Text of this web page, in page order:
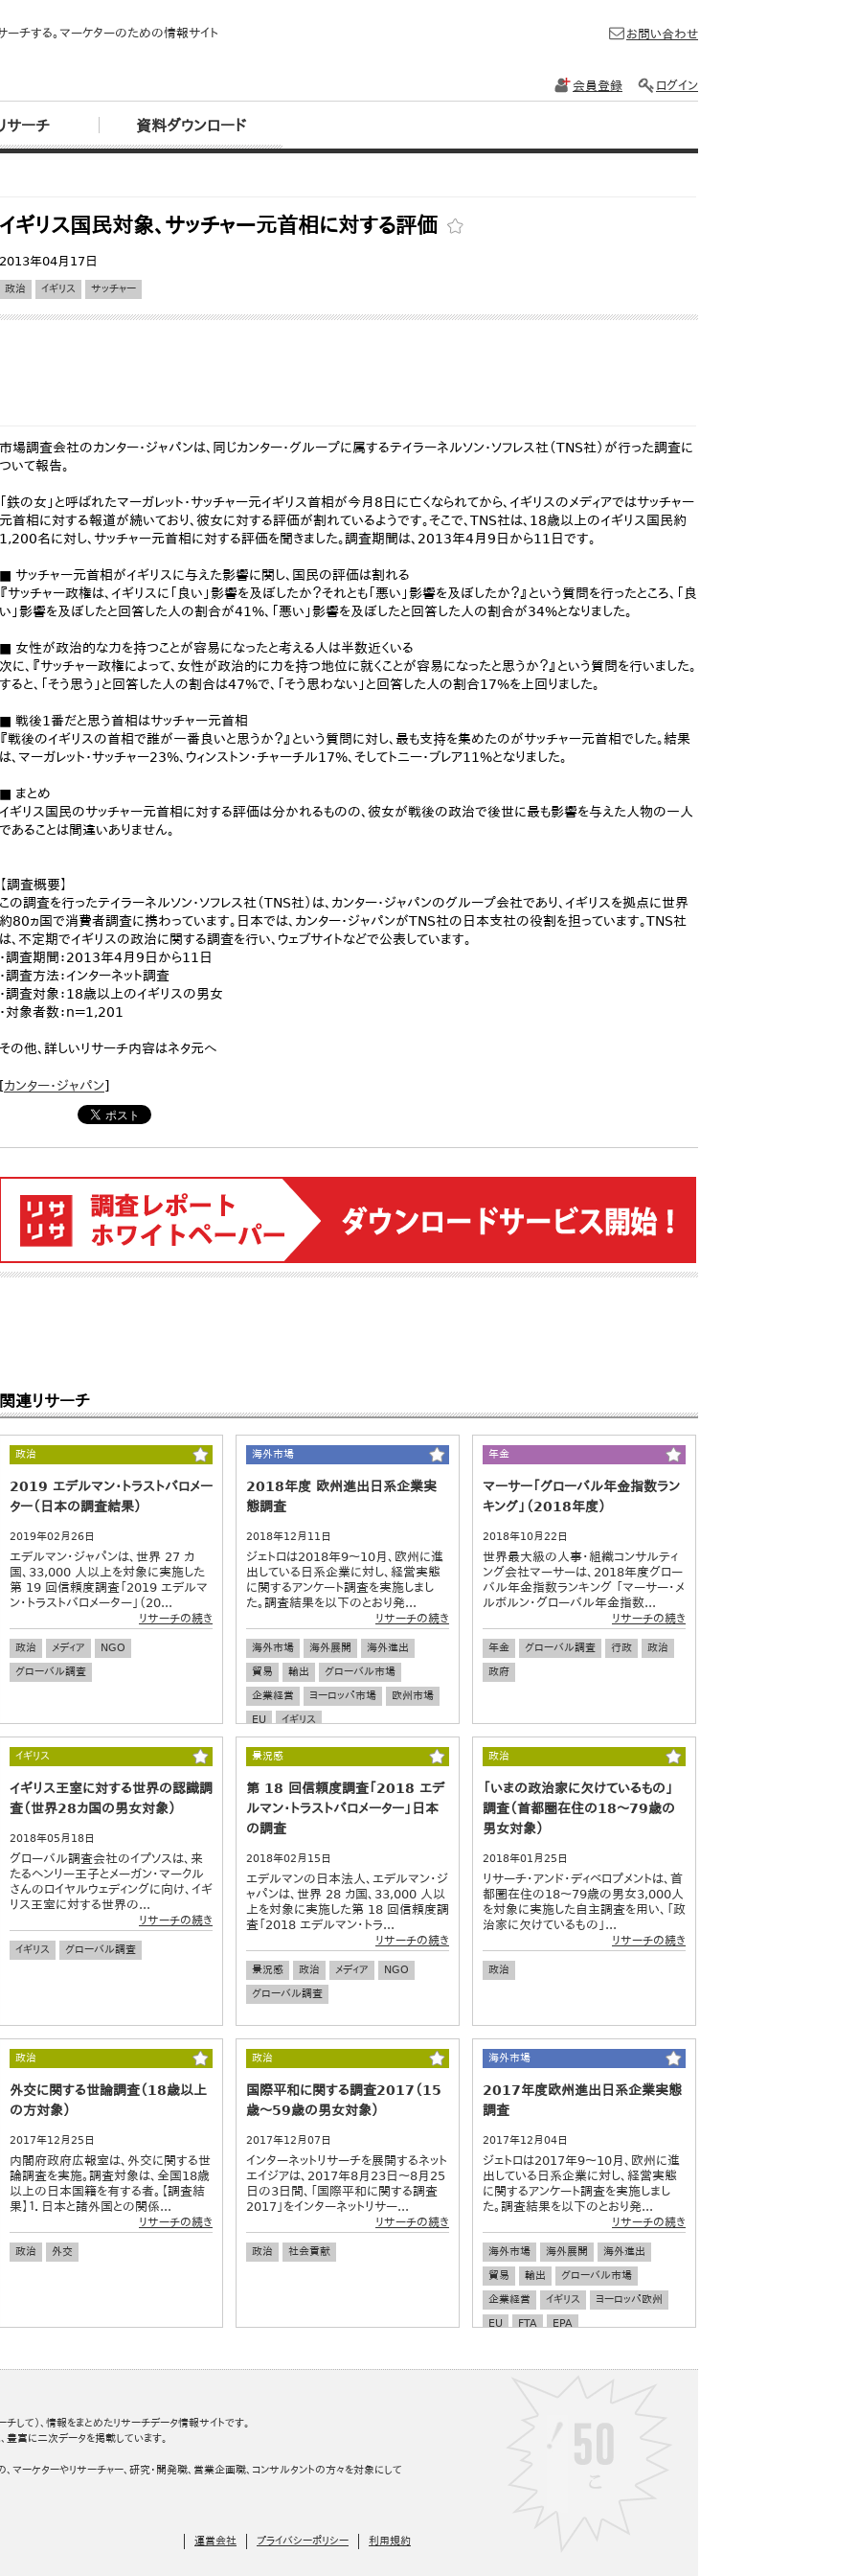
ーチする。マーケターのための情報サイト
サーチ 資料ダウンロード
お問い合わせ
会員登録 ログイン
イギリス国民対象、サッチャー元首相に対する評価
2013年04月17日
政治 イギリス サッチャー
市場調査会社のカンター・ジャパンは、同じカンター・グループに属するテイラーネルソン・ソフレス社（TNS社）が行った調査に
ついて報告。
「鉄の女」と呼ばれたマーガレット・サッチャー元イギリス首相が今月8日に亡くなられてから、イギリスのメディアではサッチャー
元首相に対する報道が続いており、彼女に対する評価が割れているようです。そこで、TNS社は、18歳以上のイギリス国民約
1,200名に対し、サッチャー元首相に対する評価を聞きました。調査期間は、2013年4月9日から11日です。
■ サッチャー元首相がイギリスに与えた影響に関し、国民の評価は割れる
『サッチャー政権は、イギリスに「良い」影響を及ぼしたか？それとも「悪い」影響を及ぼしたか？』という質問を行ったところ、「良
い」影響を及ぼしたと回答した人の割合が41%、「悪い」影響を及ぼしたと回答した人の割合が34%となりました。
■ 女性が政治的な力を持つことが容易になったと考える人は半数近くいる
次に、『サッチャー政権によって、女性が政治的に力を持つ地位に就くことが容易になったと思うか？』という質問を行いました。
すると、「そう思う」と回答した人の割合は47%で、「そう思わない」と回答した人の割合17%を上回りました。
■ 戦後1番だと思う首相はサッチャー元首相
『戦後のイギリスの首相で誰が一番良いと思うか？』という質問に対し、最も支持を集めたのがサッチャー元首相でした。結果
は、マーガレット・サッチャー23%、ウィンストン・チャーチル17%、そしてトニー・ブレア11%となりました。
■ まとめ
イギリス国民のサッチャー元首相に対する評価は分かれるものの、彼女が戦後の政治で後世に最も影響を与えた人物の一人
であることは間違いありません。
【調査概要】
この調査を行ったテイラーネルソン・ソフレス社（TNS社）は、カンター・ジャパンのグループ会社であり、イギリスを拠点に世界
約80ヵ国で消費者調査に携わっています。日本では、カンター・ジャパンがTNS社の日本支社の役割を担っています。TNS社
は、不定期でイギリスの政治に関する調査を行い、ウェブサイトなどで公表しています。
・調査期間：2013年4月9日から11日
・調査方法：インターネット調査
・調査対象：18歳以上のイギリスの男女
・対象者数：n＝1,201
その他、詳しいリサーチ内容はネタ元へ
[カンター・ジャパン]
関連リサーチ
政治
2019 エデルマン・トラストバロメー
ター（日本の調査結果）
2019年02月26日
エデルマン・ジャパンは、世界 27 カ
国、33,000 人以上を対象に実施した
第 19 回信頼度調査「2019 エデルマ
ン・トラストバロメーター」（20...
リサーチの続き
政治 メディア
NGO
グローバル調査
海外市場
2018年度 欧州進出日系企業実
態調査
2018年12月11日
ジェトロは2018年9～10月、欧州に進
出している日系企業に対し、経営実態
に関するアンケート調査を実施しまし
た。調査結果を以下のとおり発...
リサーチの続き
海外市場 海外展開
海外進出
貿易
輸出
グローバル市場
企業経営
ヨーロッパ市場
欧州市場
EU
イギリス
年金
マーサー「グローバル年金指数ラン
キング」（2018年度）
2018年10月22日
世界最大級の人事・組織コンサルティ
ング会社マーサーは、2018年度グロー
バル年金指数ランキング 「マーサー・メ
ルボルン・グローバル年金指数...
リサーチの続き
年金 グローバル調査 行政
政治
政府
イギリス
イギリス王室に対する世界の認識調
査（世界28カ国の男女対象）
2018年05月18日
グローバル調査会社のイプソスは、来
たるヘンリー王子とメーガン・マークル
さんのロイヤルウェディングに向け、イギ
リス王室に対する世界の...
リサーチの続き
イギリス グローバル調査
景況感
第 18 回信頼度調査「2018 エデ
ルマン・トラストバロメーター」日本
の調査
2018年02月15日
エデルマンの日本法人、エデルマン・ジ
ャパンは、世界 28 カ国、33,000 人以
上を対象に実施した第 18 回信頼度調
査「2018 エデルマン・トラ...
リサーチの続き
景況感 政治 メディア
NGO
グローバル調査
政治
「いまの政治家に欠けているもの」
調査（首都圏在住の18～79歳の
男女対象）
2018年01月25日
リサーチ・アンド・ディベロプメントは、首
都圏在住の18～79歳の男女3,000人
を対象に実施した自主調査を用い、「政
治家に欠けているもの」...
リサーチの続き
政治
政治
外交に関する世論調査（18歳以上
の方対象）
2017年12月25日
内閣府政府広報室は、外交に関する世
論調査を実施。調査対象は、全国18歳
以上の日本国籍を有する者。【調査結
果】１．日本と諸外国との関係...
リサーチの続き
政治 外交
政治
国際平和に関する調査2017（15
歳～59歳の男女対象）
2017年12月07日
インターネットリサーチを展開するネット
エイジアは、2017年8月23日～8月25
日の3日間、「国際平和に関する調査
2017」をインターネットリサー...
リサーチの続き
政治 社会貢献
海外市場
2017年度欧州進出日系企業実態
調査
2017年12月04日
ジェトロは2017年9～10月、欧州に進
出している日系企業に対し、経営実態
に関するアンケート調査を実施しまし
た。調査結果を以下のとおり発...
リサーチの続き
海外市場 海外展開
海外進出
貿易
輸出
グローバル市場
企業経営
イギリス
ヨーロッパ欧州
EU
FTA EPA
して）、情報をまとめたリサーチデータ情報サイトです。
富に二次データを掲載しています。
マーケターやリサーチャー、研究・開発職、営業企画職、コンサルタントの方々を対象にして
利用規約
プライバシーポリシー
運営会社